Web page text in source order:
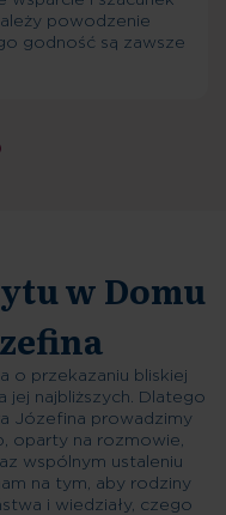
powodzenie
godność są zawsze
w Domu
o przekazaniu bliskiej
jej najbliższych. Dlatego
Józefina prowadzimy
oparty na rozmowie,
wspólnym ustaleniu
na tym, aby rodziny
i wiedziały, czego